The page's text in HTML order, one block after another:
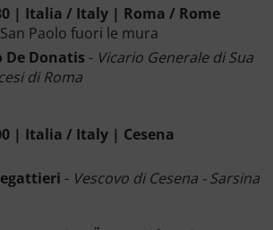
| Italia / Italy | Roma / Rome
Paolo fuori le mura
De Donatis - Vicario Generale di Sua
di Roma
| Italia / Italy | Cesena
- Vescovo di Cesena - Sarsina